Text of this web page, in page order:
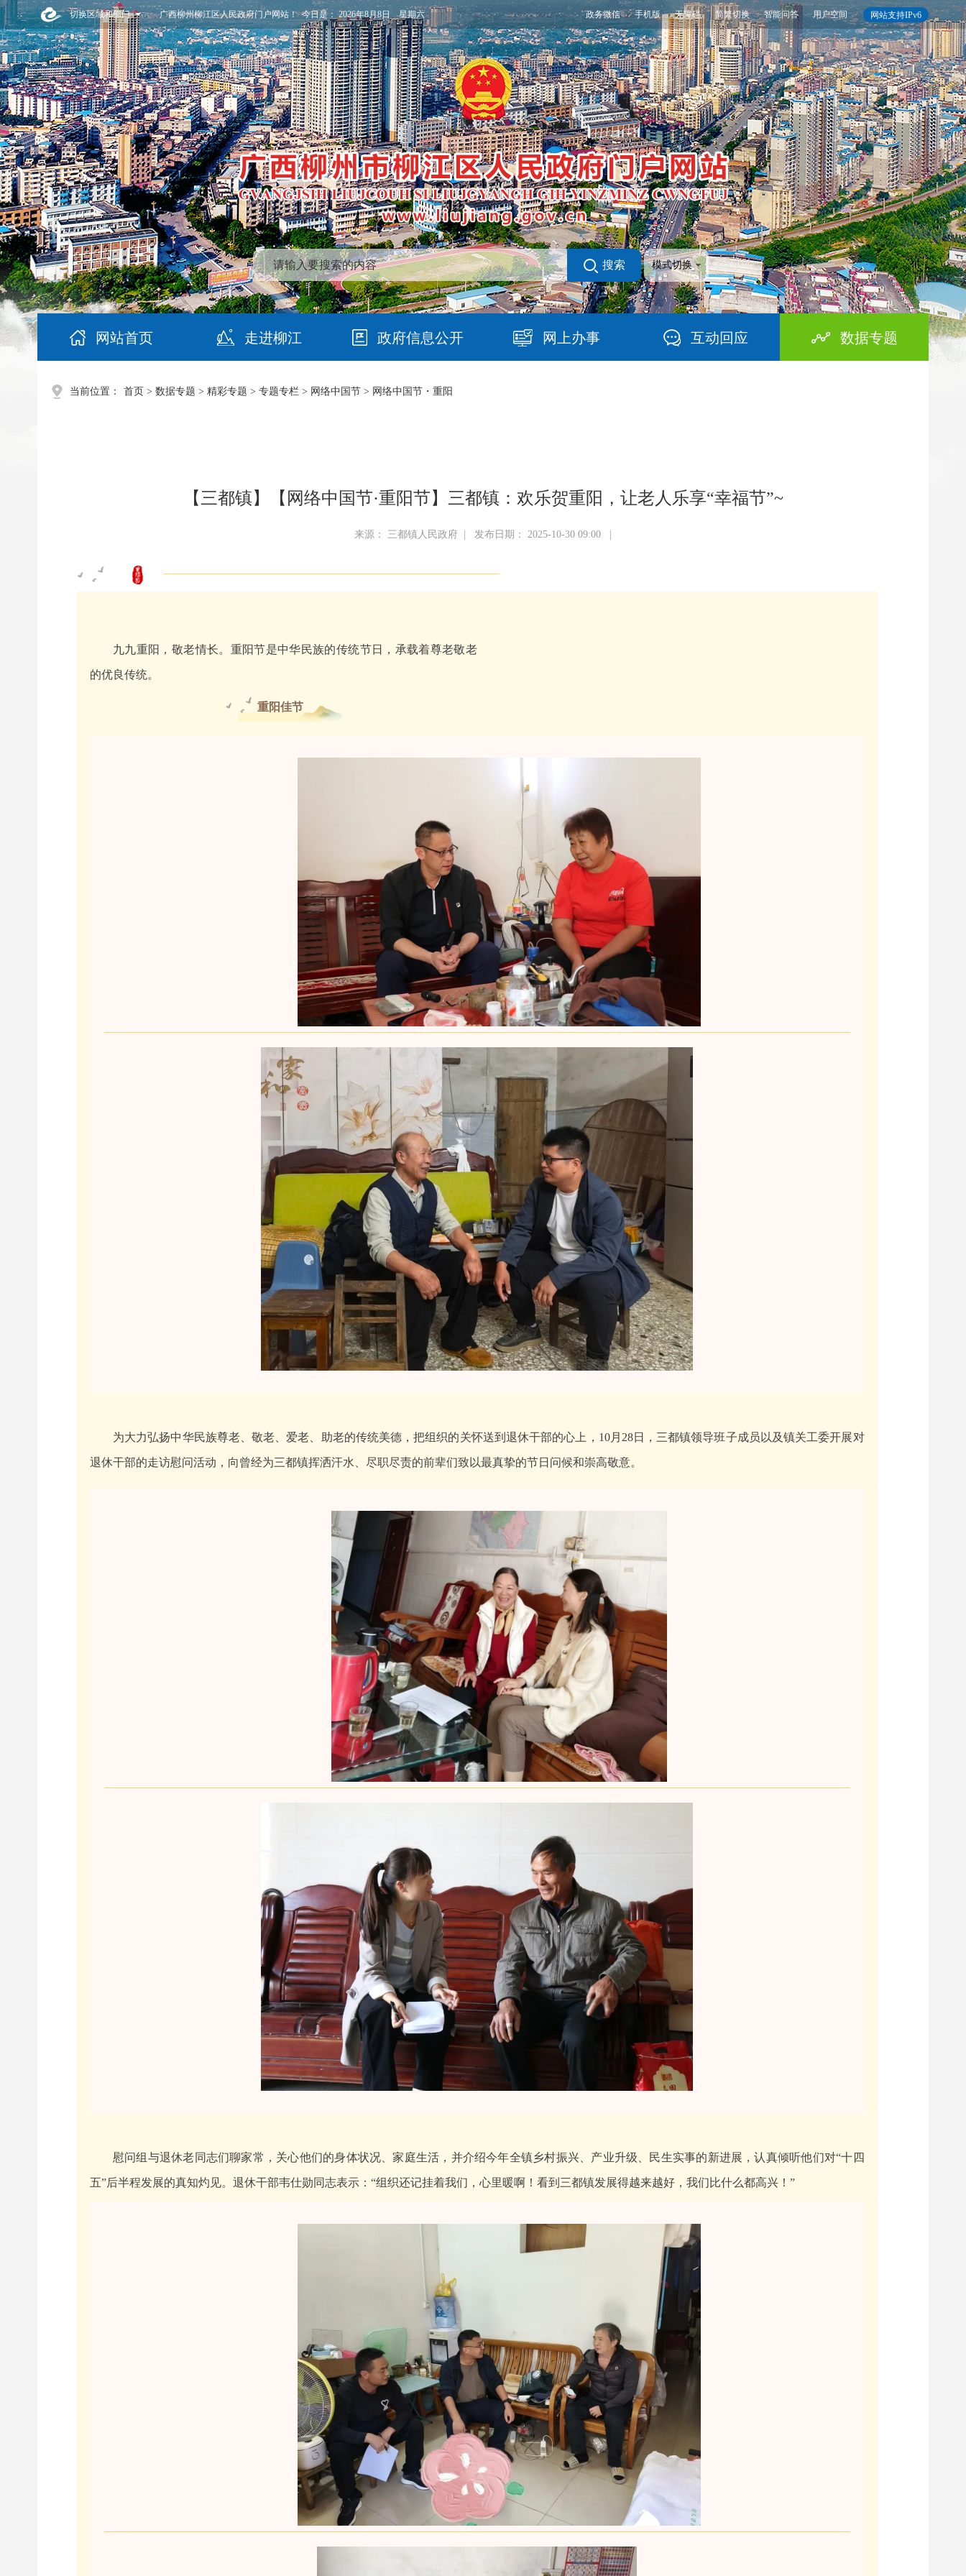
切换区域和部门 网站支持IPv6
政务微信 手机版 无障碍 简繁切换 智能问答 用户空间
广西柳州柳江区人民政府门户网站！ 今日是：2026年8月8日 星期六
搜索 模式切换
网站首页 走进柳江 政府信息公开 网上办事 互动回应 数据专题
当前位置： 首页 > 数据专题 > 精彩专题 > 专题专栏 > 网络中国节 > 网络中国节・重阳
【三都镇】【网络中国节·重阳节】三都镇：欢乐贺重阳，让老人乐享“幸福节”~
来源： 三都镇人民政府 | 发布日期： 2025-10-30 09:00 |
九九重阳，敬老情长。重阳节是中华民族的传统节日，承载着尊老敬老
的优良传统。
重阳佳节
为大力弘扬中华民族尊老、敬老、爱老、助老的传统美德，把组织的关怀送到退休干部的心上，10月28日，三都镇领导班子成员以及镇关工委开展对
退休干部的走访慰问活动，向曾经为三都镇挥洒汗水、尽职尽责的前辈们致以最真挚的节日问候和崇高敬意。
慰问组与退休老同志们聊家常，关心他们的身体状况、家庭生活，并介绍今年全镇乡村振兴、产业升级、民生实事的新进展，认真倾听他们对“十四
五”后半程发展的真知灼见。退休干部韦仕勋同志表示：“组织还记挂着我们，心里暖啊！看到三都镇发展得越来越好，我们比什么都高兴！”